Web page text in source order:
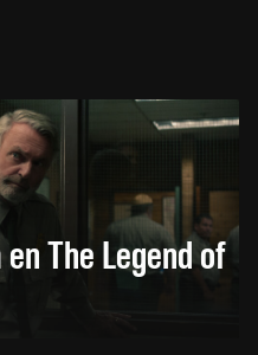
The Legend of